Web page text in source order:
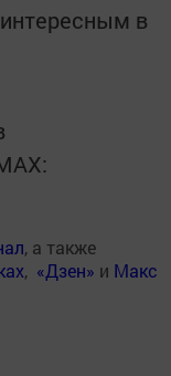
в
, а также
, «Дзен» и Макс